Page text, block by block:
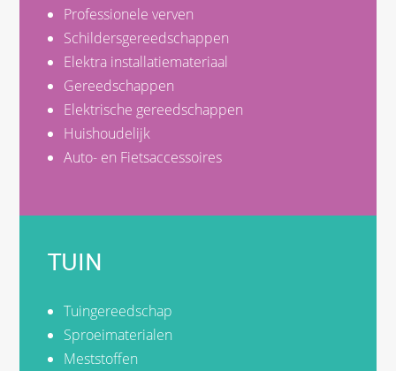
Professionele verven
Schildersgereedschappen
Elektra installatiemateriaal
Gereedschappen
Elektrische gereedschappen
Huishoudelijk
Auto- en Fietsaccessoires
TUIN
Tuingereedschap
Sproeimaterialen
Meststoffen